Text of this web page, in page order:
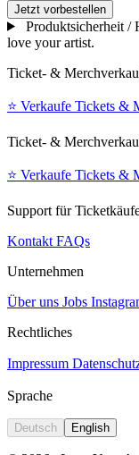
Jetzt vorbestellen
Produktsicherheit /
love your artist.
Ticket- &
⭐️ Verkaufe Tickets &
Ticket- &
⭐️ Verkaufe Tickets &
Support für
Kontakt FAQs
Unternehmen
Über uns Jobs
Rechtliches
Impressum
Sprache
Deutsch English